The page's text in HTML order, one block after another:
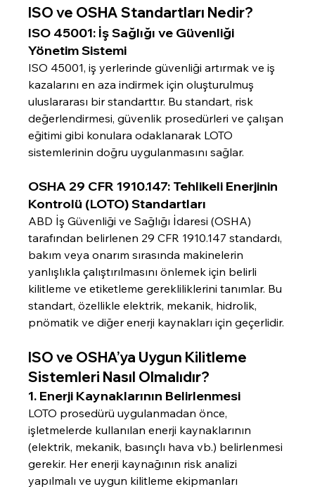
ISO ve OSHA Standartları Nedir?
ISO 45001: İş Sağlığı ve Güvenliği
Yönetim Sistemi
ISO 45001, iş yerlerinde güvenliği artırmak ve iş
kazalarını en aza indirmek için oluşturulmuş
uluslararası bir standarttır. Bu standart, risk
değerlendirmesi, güvenlik prosedürleri ve çalışan
eğitimi gibi konulara odaklanarak LOTO
sistemlerinin doğru uygulanmasını sağlar.
OSHA 29 CFR 1910.147: Tehlikeli Enerjinin
Kontrolü (LOTO) Standartları
ABD İş Güvenliği ve Sağlığı İdaresi (OSHA)
tarafından belirlenen 29 CFR 1910.147 standardı,
bakım veya onarım sırasında makinelerin
yanlışlıkla çalıştırılmasını önlemek için belirli
kilitleme ve etiketleme gerekliliklerini tanımlar. Bu
standart, özellikle elektrik, mekanik, hidrolik,
pnömatik ve diğer enerji kaynakları için geçerlidir.
ISO ve OSHA’ya Uygun Kilitleme
Sistemleri Nasıl Olmalıdır?
1. Enerji Kaynaklarının Belirlenmesi
LOTO prosedürü uygulanmadan önce,
işletmelerde kullanılan enerji kaynaklarının
(elektrik, mekanik, basınçlı hava vb.) belirlenmesi
gerekir. Her enerji kaynağının risk analizi
yapılmalı ve uygun kilitleme ekipmanları